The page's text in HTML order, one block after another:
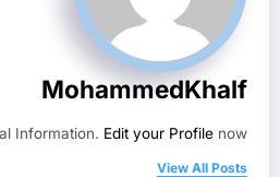
MohammedKhalf
Information. Edit your Profile now.
View All Posts